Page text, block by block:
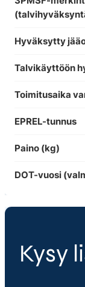
Hyväksytty
Talvikäyttöön
Toimitusaika
EPREL-tunnus
Paino (kg)
DOT-vuosi
Kysy